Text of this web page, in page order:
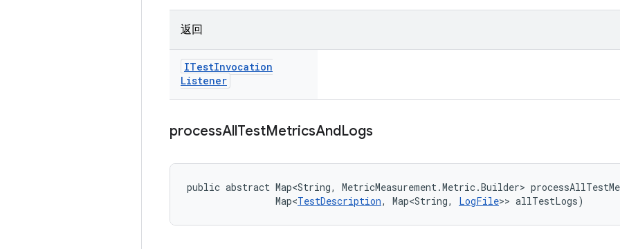
返回
ITestInvocation
Listener
processAllTestMetricsAndLogs
public abstract Map<String, MetricMeasurement.Metric.Builder>
                Map<
TestDescription, Map<String, LogFile>> allTestLogs)